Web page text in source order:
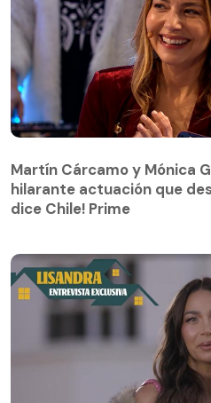
hilarante actuación que
dice Chile! Prime
Martín Cárcamo y Mónica
hilarante actuación que
dice Chile! Prime